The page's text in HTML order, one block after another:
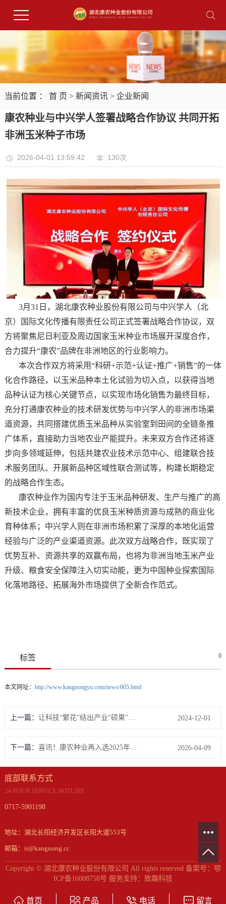
当前位置 ： 首 页 > 新闻资讯> 企业新闻
康农种业与中兴学人签署战略合作协议 共同开拓
非洲玉米种子市场
2026-04-01 13:59:42 130次
3月31日，湖北康农种业股份有限公司与中兴学人（北
京）国际文化传播有限责任公司正式签署战略合作协议，双
方将聚焦尼日利亚及周边国家玉米种业市场展开深度合作，
合力提升“康农”品牌在非洲地区的行业影响力。
本次合作双方将采用“科研+示范+认证+推广+销售”的一体
化合作路径，以玉米品种本土化试验为切入点，以获得当地
品种认证为核心关键节点，以实现市场化销售为最终目标，
充分打通康农种业的技术研发优势与中兴学人的非洲市场渠
道资源，共同搭建优质玉米品种从实验室到田间的全链条推
广体系，直接助力当地农业产能提升。未来双方合作还将逐
步向多领域延伸，包括共建农业技术示范中心、组建联合技
术服务团队、开展新品种区域性联合测试等，构建长期稳定
的战略合作生态。
康农种业作为国内专注于玉米品种研发、生产与推广的高
新技术企业，拥有丰富的优良玉米种质资源与成熟的商业化
育种体系；中兴学人则在非洲市场积累了深厚的本地化运营
经验与广泛的产业渠道资源。此次双方战略合作，既实现了
优势互补、资源共享的双赢布局，也将为非洲当地玉米产业
升级、粮食安全保障注入切实动能，更为中国种业探索国际
化落地路径、拓展海外市场提供了全新合作范式。
标签 0
本文网址： http://www.kangnongyu.com/news/605.html
上一篇： 让科技“繁花”结出产业“硕果”—— 豫单883销售会议暨后续品种签约仪式圆满成功 2024-12-01
下一篇： 喜讯！康农种业再入选2025年度宜昌市高新技术企业50强榜单！ 2026-04-09
底部联系方式
24-HOUR SERVICE HOTLINE
0717-5901198
地址：湖北长阳经济开发区长阳大道553号
邮箱：ir@kangnong.cc
Copyright © 湖北康农种业股份有限公司 All rights reserved 备案号： 鄂
ICP备16008758号 服务支持： 致趣科技
首页 产品 电话 留言